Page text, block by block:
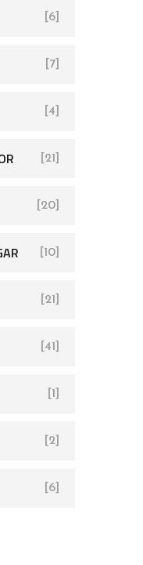
[6]
[7]
[4]
[21]
[20]
[10]
[21]
[41]
[1]
[2]
[6]